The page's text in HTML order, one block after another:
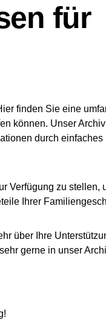
für
finden Sie eine
können. Unser
durch
Verfügung zu stellen,
Ihrer
über Ihre
gerne in unser